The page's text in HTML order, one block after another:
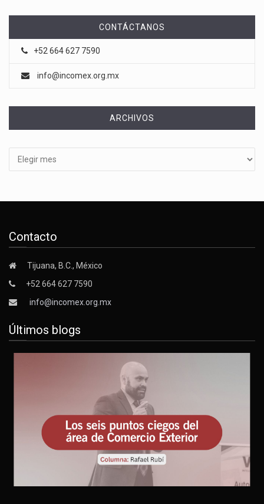
CONTÁCTANOS
+52 664 627 7590
info@incomex.org.mx
ARCHIVOS
Contacto
Tijuana, B.C., México
+52 664 627 7590
info@incomex.org.mx
Últimos blogs